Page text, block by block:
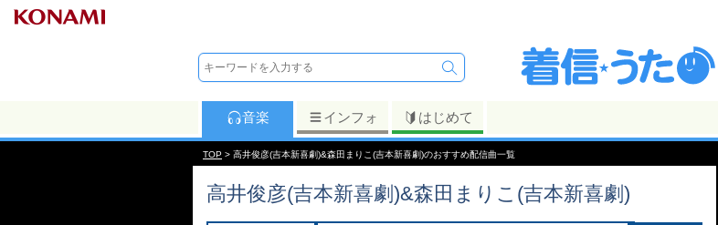
音楽 インフォ はじめて
TOP > 高井俊彦(吉本新喜劇)&森田まりこ(吉本新喜劇)のおすすめ配信曲一覧
高井俊彦(吉本新喜劇)&森田まりこ(吉本新喜劇)